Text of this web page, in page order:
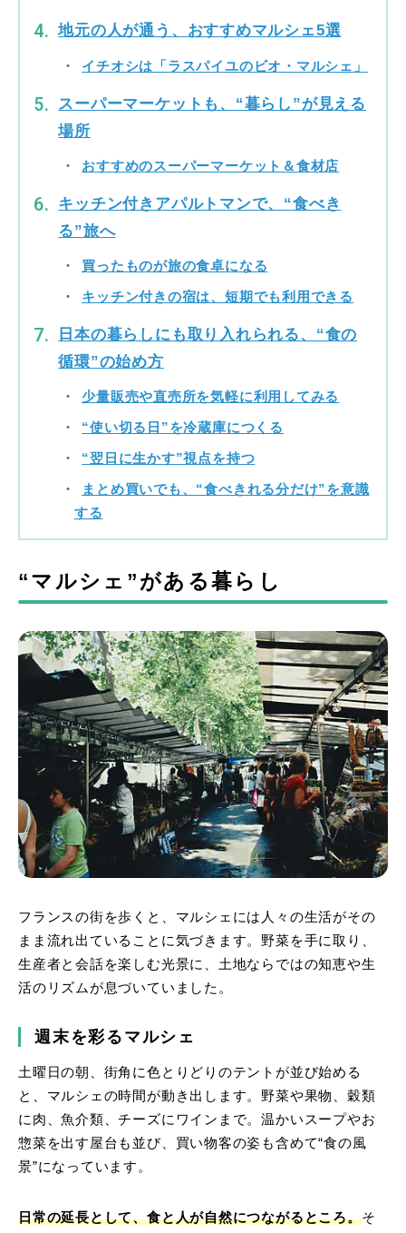
地元の人が通う、おすすめマルシェ5選
イチオシは「ラスパイユのビオ・マルシェ」
スーパーマーケットも、“暮らし”が見える
場所
おすすめのスーパーマーケット＆食材店
キッチン付きアパルトマンで、“食べき
る”旅へ
買ったものが旅の食卓になる
キッチン付きの宿は、短期でも利用できる
日本の暮らしにも取り入れられる、“食の
循環”の始め方
少量販売や直売所を気軽に利用してみる
“使い切る日”を冷蔵庫につくる
“翌日に生かす”視点を持つ
まとめ買いでも、“食べきれる分だけ”を意識
する
“マルシェ”がある暮らし
フランスの街を歩くと、マルシェには人々の生活がその
まま流れ出ていることに気づきます。野菜を手に取り、
生産者と会話を楽しむ光景に、土地ならではの知恵や生
活のリズムが息づいていました。
週末を彩るマルシェ
土曜日の朝、街角に色とりどりのテントが並び始める
と、マルシェの時間が動き出します。野菜や果物、穀類
に肉、魚介類、チーズにワインまで。温かいスープやお
惣菜を出す屋台も並び、買い物客の姿も含めて“食の風
景”になっています。
日常の延長として、食と人が自然につながるところ。そ